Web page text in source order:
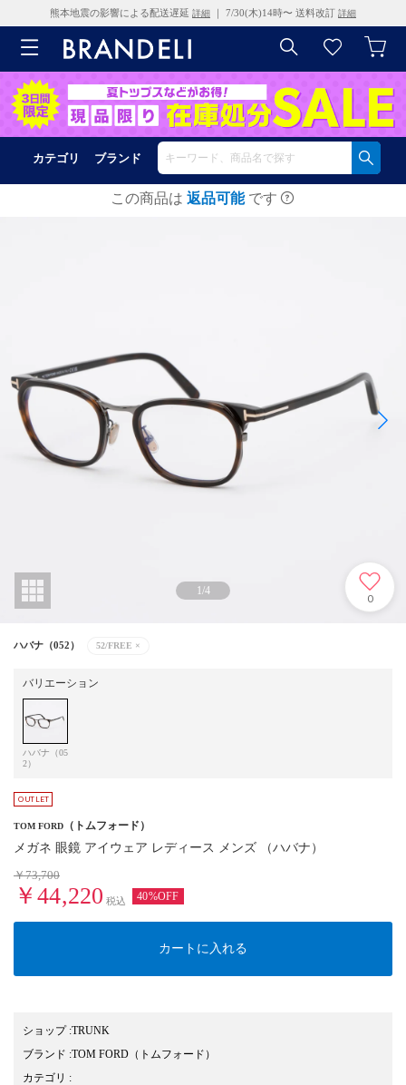
熊本地震の影響による配送遅延 詳細 ｜ 7/30(木)14時〜 送料改訂 詳細
カテゴリ ブランド
この商品は 返品可能 です
1/4
0
ハバナ（052） 52/FREE ×
バリエーション
ハバナ（05
2）
TOM FORD （トムフォード）
メガネ 眼鏡 アイウェア レディース メンズ （ハバナ）
￥73,700
￥44,220 税込 40%OFF
カートに入れる
ショップ:TRUNK
ブランド :TOM FORD （トムフォード）
カテゴリ :